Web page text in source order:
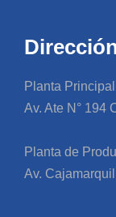
Planta
Av. Ate N° 194
Planta de
Av.